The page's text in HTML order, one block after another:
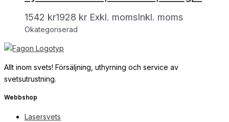
1542 kr1928 kr Exkl. momsInkl. moms
Okategoriserad
Allt inom svets! Försäljning, uthyrning och service av
svetsutrustning.
Webbshop
Lasersvets